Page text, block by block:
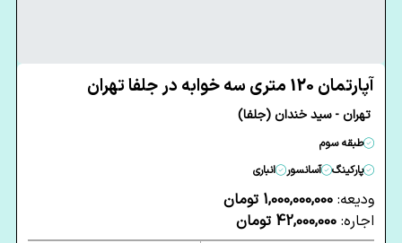
آپارتمان 120 متری سه خوابه در جلفا تهران
تهران - سید خندان (جلفا)
طبقه سوم
پارکینگ
آسانسور انباری
ودیعه: 1,000,000,000 تومان
اجاره: 42,000,000 تومان